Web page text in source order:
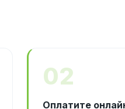
02
Оплатите